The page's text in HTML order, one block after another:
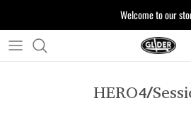
ッ
Welcome to our
HERO4/